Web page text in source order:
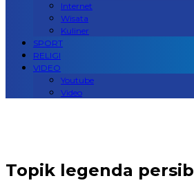
Internet
Wisata
Kuliner
SPORT
RELIGI
VIDEO
Youtube
Video
Topik legenda persib